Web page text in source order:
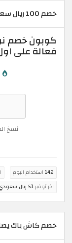
خصم 100 ريال سعودي
فعالة على
انسخ
142 استخدام اليوم
اخر توفير51 ريال سعودي
خصم كاش باك يصل